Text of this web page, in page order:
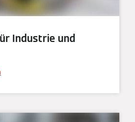
Industrie und